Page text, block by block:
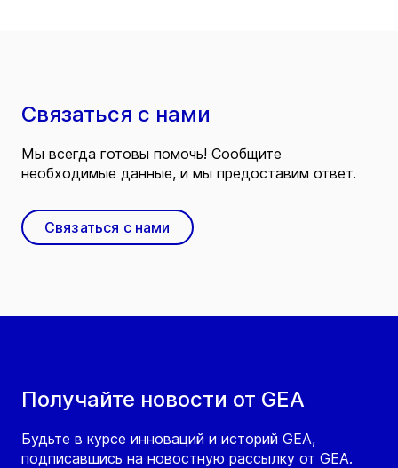
Получайте новости от GEA
Будьте в курсе инноваций и историй GEA,
подписавшись на новостную рассылку от GEA.
Связаться с нами
Мы всегда готовы помочь! Сообщите
необходимые данные, и мы предоставим ответ.
Связаться с нами